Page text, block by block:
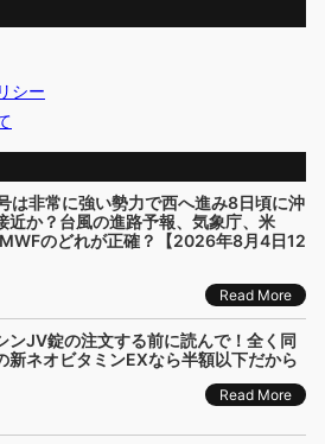
シー
は非常に強い勢力で西へ進み8日頃に沖
近か？台風の進路予報、気象庁、米
のどれが正確？【2026年8月4日12
Read More
ンJV錠の注文する前に読んで！全く同
新ネオビタミンEXなら半額以下だから
Read More